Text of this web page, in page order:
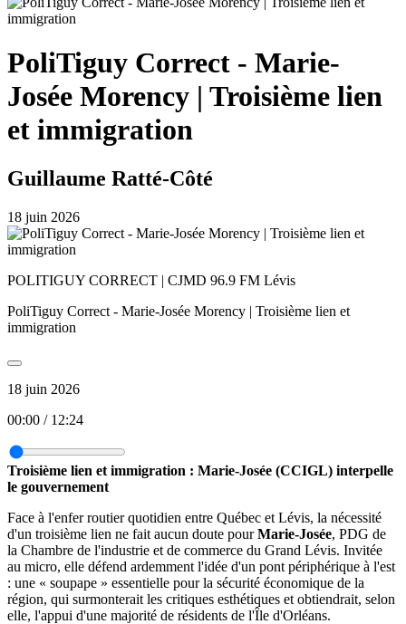
PoliTiguy Correct - Marie-
Josée Morency | Troisième lien
et immigration
Guillaume Ratté-Côté
18 juin 2026
POLITIGUY CORRECT | CJMD 96.9 FM Lévis
PoliTiguy Correct - Marie-Josée Morency | Troisième lien et
immigration
18 juin 2026
00:00 / 12:24
Troisième lien et immigration : Marie-Josée (CCIGL) interpelle
le gouvernement
Face à l'enfer routier quotidien entre Québec et Lévis, la nécessité
d'un troisième lien ne fait aucun doute pourMarie-Josée, PDG de
la Chambre de l'industrie et de commerce du Grand Lévis. Invitée
au micro, elle défend ardemment l'idée d'un pont périphérique à l'est
: une « soupape » essentielle pour la sécurité économique de la
région, qui surmonterait les critiques esthétiques et obtiendrait, selon
elle, l'appui d'une majorité de résidents de l'Île d'Orléans.